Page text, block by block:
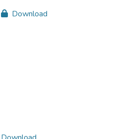
Download